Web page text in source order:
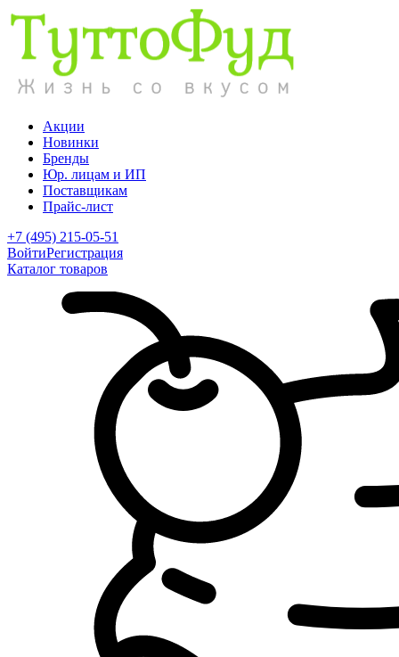
Акции
Новинки
Бренды
Юр. лицам и ИП
Поставщикам
Прайс-лист
+7 (495) 215-05-51
ВойтиРегистрация
Каталог товаров